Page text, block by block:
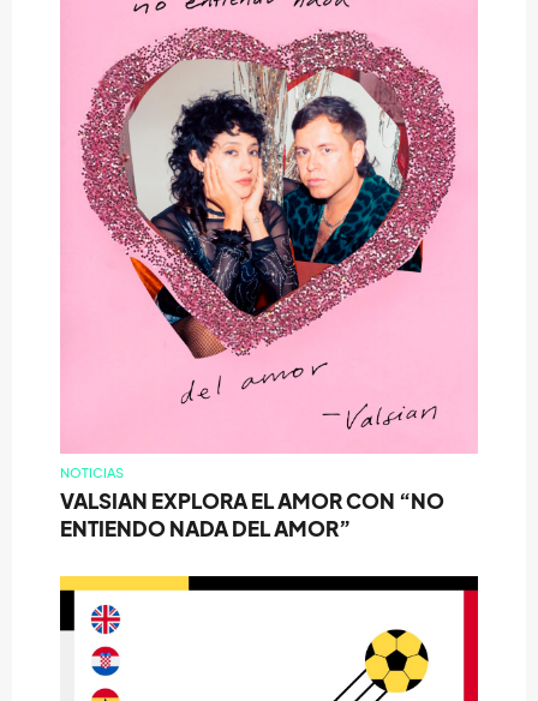
NOTICIAS
VALSIAN EXPLORA EL AMOR CON “NO
ENTIENDO NADA DEL AMOR”